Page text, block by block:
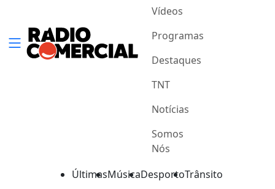
Vídeos
Programas
Destaques
TNT
Notícias
Somos
Nós
ÚltimasMúsicaDesportoTrânsito